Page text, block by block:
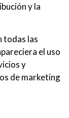
y la
todas las
el uso
y
de marketing